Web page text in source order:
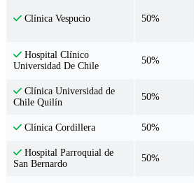
Clínica Vespucio 50%
Hospital Clínico
Universidad De Chile
50%
Clínica Universidad de
Chile Quilín
50%
Clínica Cordillera 50%
Hospital Parroquial de
San Bernardo
50%